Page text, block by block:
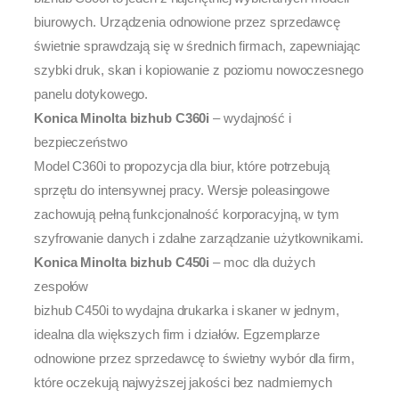
biurowych. Urządzenia odnowione przez sprzedawcę
świetnie sprawdzają się w średnich firmach, zapewniając
szybki druk, skan i kopiowanie z poziomu nowoczesnego
panelu dotykowego.
Konica Minolta bizhub C360i– wydajność i
bezpieczeństwo
Model C360i to propozycja dla biur, które potrzebują
sprzętu do intensywnej pracy. Wersje poleasingowe
zachowują pełną funkcjonalność korporacyjną, w tym
szyfrowanie danych i zdalne zarządzanie użytkownikami.
Konica Minolta bizhub C450i – moc dla dużych
zespołów
bizhub C450i to wydajna drukarka i skaner w jednym,
idealna dla większych firm i działów. Egzemplarze
odnowione przez sprzedawcę to świetny wybór dla firm,
które oczekują najwyższej jakości bez nadmiernych